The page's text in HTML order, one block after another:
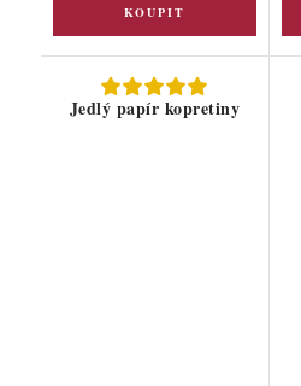
Jedlý papír kopretiny